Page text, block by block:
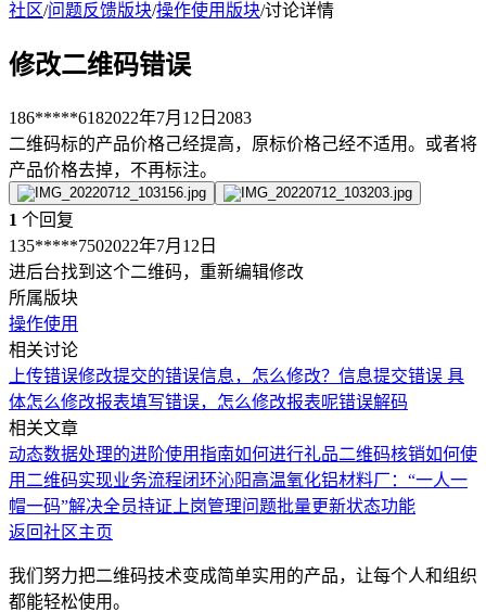
社区/问题反馈版块/操作使用版块/讨论详情
修改二维码错误
186*****6182022年7月12日 2083
二维码标的产品价格己经提高，原标价格己经不适用。或者将
产品价格去掉，不再标注。
1 个回复
135*****7502022年7月12日
进后台找到这个二维码，重新编辑修改
所属版块
操作使用
相关讨论
上传错误修改提交的错误信息，怎么修改？ 信息提交错误 具
体怎么修改报表填写错误，怎么修改报表呢错误解码
相关文章
动态数据处理的进阶使用指南如何进行礼品二维码核销如何使
用二维码实现业务流程闭环沁阳高温氧化铝材料厂：“一人一
帽一码”解决全员持证上岗管理问题批量更新状态功能
返回社区主页
我们努力把二维码技术变成简单实用的产品，让每个人和组织
都能轻松使用。